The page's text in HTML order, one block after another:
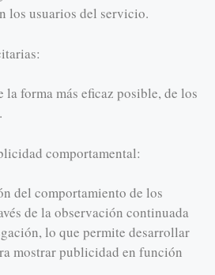
los usuarios del servicio.
la forma más eficaz posible, de los
comportamental:
del comportamiento de los
de la observación continuada
lo que permite desarrollar
mostrar publicidad en función